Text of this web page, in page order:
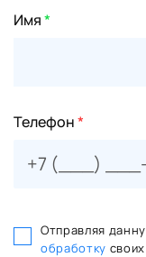
Имя*
Телефон*
Отправляя
обработку